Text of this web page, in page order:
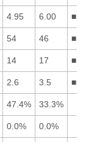
4.95 6.00
54 46
14 17
2.6 3.5
47.4% 33.3%
0.0% 0.0%